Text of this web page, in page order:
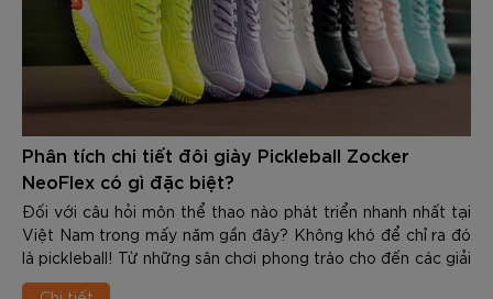
Phân tích chi tiết đôi giày Pickleball Zocker
NeoFlex có gì đặc biệt?
Đối với câu hỏi môn thể thao nào phát triển nhanh nhất tại
Việt Nam trong mấy năm gần đây? Không khó để chỉ ra đó
là pickleball! Từ những sân chơi phong trào cho đến các giải
đấu chuyên nghiệp, số lượng người tham gia bộ môn này